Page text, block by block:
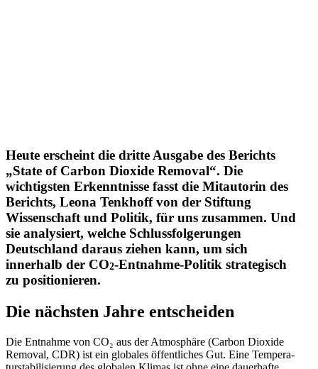
Heute erscheint die dritte Ausgabe des Berichts
„State of Carbon Dioxide Removal“. Die
wichtigsten Erkennt­nisse fasst die Mitau­torin des
Berichts, Leona Tenkhoff von der Stiftung
Wissen­schaft und Politik, für uns zusammen. Und
sie analy­siert, welche Schluss­fol­ge­rungen
Deutschland daraus ziehen kann, um sich
innerhalb der CO2-Entnahme-Politik strate­gisch
zu positionieren.
Die nächsten Jahre entscheiden
Die Entnahme von CO₂ aus der Atmosphäre (Carbon Dioxide
Removal, CDR) ist ein globales öffent­liches Gut. Eine Tempe­ra­